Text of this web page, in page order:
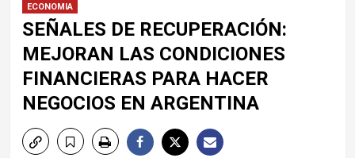
ECONOMIA
SEÑALES DE RECUPERACIÓN:
MEJORAN LAS CONDICIONES
FINANCIERAS PARA HACER
NEGOCIOS EN ARGENTINA